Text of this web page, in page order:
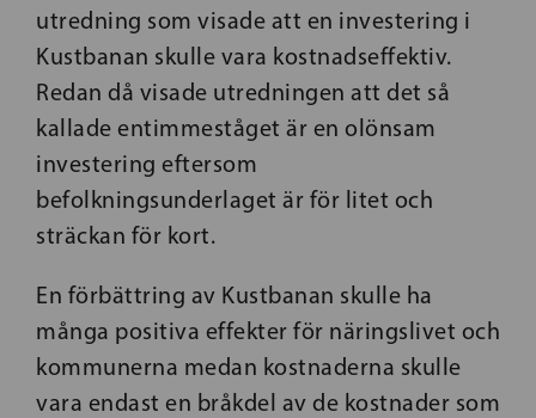
utredning som visade att en investering i
Kustbanan skulle vara kostnadseffektiv.
Redan då visade utredningen att det så
kallade entimmeståget är en olönsam
investering eftersom
befolkningsunderlaget är för litet och
sträckan för kort.
En förbättring av Kustbanan skulle ha
många positiva effekter för näringslivet och
kommunerna medan kostnaderna skulle
vara endast en bråkdel av de kostnader som